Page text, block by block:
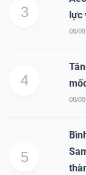
3
lực
08/
4
08/
5